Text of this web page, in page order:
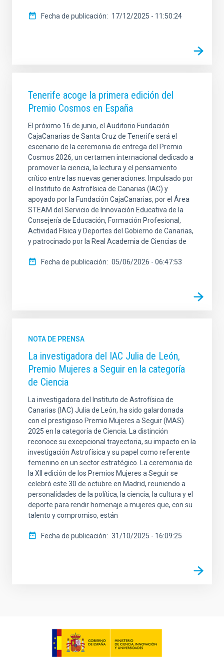
Fecha de publicación 17/12/2025 - 11:50:24
Tenerife acoge la primera edición del
Premio Cosmos en España
El próximo 16 de junio, el Auditorio Fundación
CajaCanarias de Santa Cruz de Tenerife será el
escenario de la ceremonia de entrega del Premio
Cosmos 2026, un certamen internacional dedicado a
promover la ciencia, la lectura y el pensamiento
crítico entre las nuevas generaciones. Impulsado por
el Instituto de Astrofísica de Canarias (IAC) y
apoyado por la Fundación CajaCanarias, por el Área
STEAM del Servicio de Innovación Educativa de la
Consejería de Educación, Formación Profesional,
Actividad Física y Deportes del Gobierno de Canarias,
y patrocinado por la Real Academia de Ciencias de
Fecha de publicación 05/06/2026 - 06:47:53
NOTA DE PRENSA
La investigadora del IAC Julia de León,
Premio Mujeres a Seguir en la categoría
de Ciencia
La investigadora del Instituto de Astrofísica de
Canarias (IAC) Julia de León, ha sido galardonada
con el prestigioso Premio Mujeres a Seguir (MAS)
2025 en la categoría de Ciencia. La distinción
reconoce su excepcional trayectoria, su impacto en la
investigación Astrofísica y su papel como referente
femenino en un sector estratégico. La ceremonia de
la XII edición de los Premios Mujeres a Seguir se
celebró este 30 de octubre en Madrid, reuniendo a
personalidades de la política, la ciencia, la cultura y el
deporte para rendir homenaje a mujeres que, con su
talento y compromiso, están
Fecha de publicación 31/10/2025 - 16:09:25